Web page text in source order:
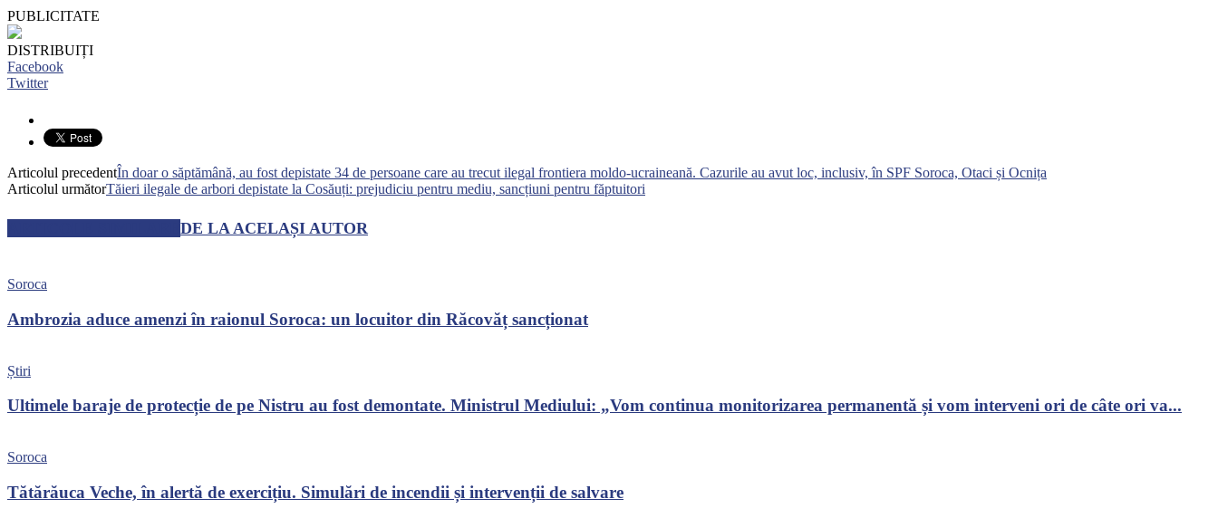
PUBLICITATE
DISTRIBUIȚI
Facebook
Twitter
Articolul precedentÎn doar o săptămână, au fost depistate 34 de persoane care au trecut ilegal frontiera moldo-ucraineană. Cazurile au avut loc, inclusiv, în SPF Soroca, Otaci și Ocnița
Articolul următorTăieri ilegale de arbori depistate la Cosăuți: prejudiciu pentru mediu, sancțiuni pentru făptuitori
DE LA ACELAȘI AUTOR
Soroca
Ambrozia aduce amenzi în raionul Soroca: un locuitor din Răcovăț sancționat
Știri
Ultimele baraje de protecție de pe Nistru au fost demontate. Ministrul Mediului: „Vom continua monitorizarea permanentă și vom interveni ori de câte ori va...
Soroca
Tătărăuca Veche, în alertă de exercițiu. Simulări de incendii și intervenții de salvare